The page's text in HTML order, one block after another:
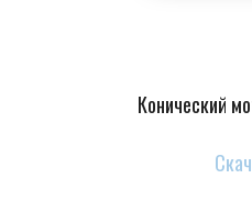
Конический